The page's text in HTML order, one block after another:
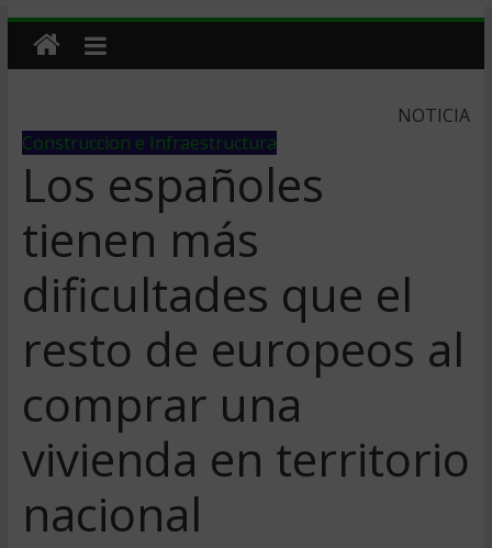
NOTICIA
Construccion e Infraestructura
Los españoles
tienen más
dificultades que el
resto de europeos al
comprar una
vivienda en territorio
nacional